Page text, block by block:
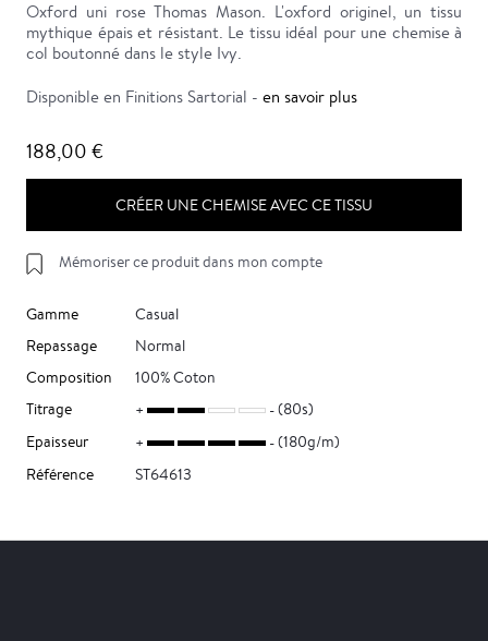
Oxford uni rose Thomas Mason. L'oxford originel, un tissu
mythique épais et résistant. Le tissu idéal pour une chemise à
col boutonné dans le style Ivy.
Disponible en Finitions Sartorial - en savoir plus
188,00 €
CRÉER UNE CHEMISE AVEC CE TISSU
Mémoriser ce produit dans mon compte
Gamme
Casual
Repassage
Normal
Composition
100% Coton
Titrage
(80s)
Epaisseur
(180g/m)
Référence
ST64613